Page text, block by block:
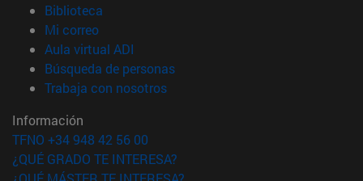
Biblioteca
Mi correo(abre en nueva ventana)
Aula virtual ADI
Búsqueda de personas(abre en nueva ventana)
Trabaja con nosotros(abre en nueva ventana)
Información
TFNO +34 948 42 56 00
¿QUÉ GRADO TE INTERESA?